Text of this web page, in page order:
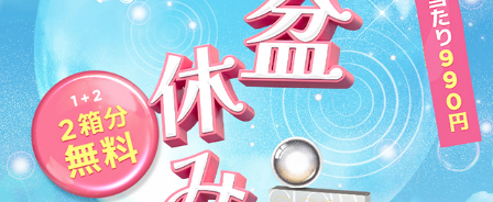
1 Day
2 Weeks
1 Month
3~6 Months
よりどりキット
カラー
ブラウン
チョコ